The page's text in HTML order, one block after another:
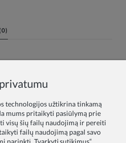
technologijos užtikrina tinkamą
mums pritaikyti pasiūlymą prie
visų šių failų naudojimą ir pereiti
failų naudojimą pagal savo
parinktį „Tvarkyti sutikimus“.